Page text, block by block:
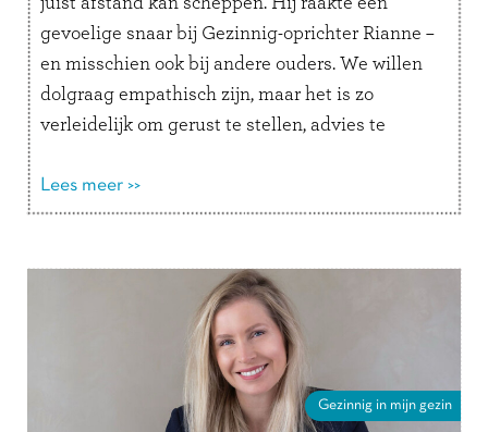
gevoelige snaar bij Gezinnig-oprichter Rianne –
en misschien ook bij andere ouders. We willen
dolgraag empathisch zijn, maar het is zo
verleidelijk om gerust te stellen, advies te
verder
Lees meer >>
Gezinnig in mijn gezin